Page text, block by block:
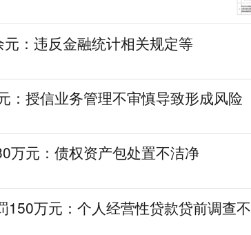
：违反金融统计相关规定等
：授信业务管理不审慎导致形成风险
万元：债权资产包处置不洁净
150万元：个人经营性贷款贷前调查不